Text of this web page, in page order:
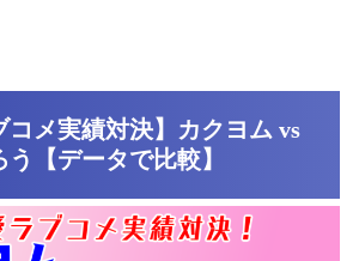
コメ実績対決】カクヨム vs
【データで比較】